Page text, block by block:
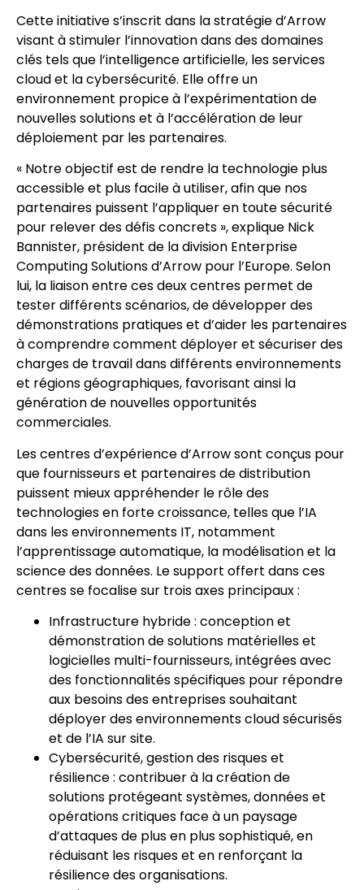
Cette initiative s’inscrit dans la stratégie d’Arrow
visant à stimuler l’innovation dans des domaines
clés tels que l’intelligence artificielle, les services
cloud et la cybersécurité. Elle offre un
environnement propice à l’expérimentation de
nouvelles solutions et à l’accélération de leur
déploiement par les partenaires.
« Notre objectif est de rendre la technologie plus
accessible et plus facile à utiliser, afin que nos
partenaires puissent l’appliquer en toute sécurité
pour relever des défis concrets », explique Nick
Bannister, président de la division Enterprise
Computing Solutions d’Arrow pour l’Europe. Selon
lui, la liaison entre ces deux centres permet de
tester différents scénarios, de développer des
démonstrations pratiques et d’aider les partenaires
à comprendre comment déployer et sécuriser des
charges de travail dans différents environnements
et régions géographiques, favorisant ainsi la
génération de nouvelles opportunités
commerciales.
Les centres d’expérience d’Arrow sont conçus pour
que fournisseurs et partenaires de distribution
puissent mieux appréhender le rôle des
technologies en forte croissance, telles que l’IA
dans les environnements IT, notamment
l’apprentissage automatique, la modélisation et la
science des données. Le support offert dans ces
centres se focalise sur trois axes principaux :
Infrastructure hybride : conception et
démonstration de solutions matérielles et
logicielles multi-fournisseurs, intégrées avec
des fonctionnalités spécifiques pour répondre
aux besoins des entreprises souhaitant
déployer des environnements cloud sécurisés
et de l’IA sur site.
Cybersécurité, gestion des risques et
résilience : contribuer à la création de
solutions protégeant systèmes, données et
opérations critiques face à un paysage
d’attaques de plus en plus sophistiqué, en
réduisant les risques et en renforçant la
résilience des organisations.